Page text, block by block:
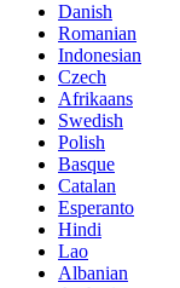
Danish
Romanian
Indonesian
Czech
Afrikaans
Swedish
Polish
Basque
Catalan
Esperanto
Hindi
Lao
Albanian